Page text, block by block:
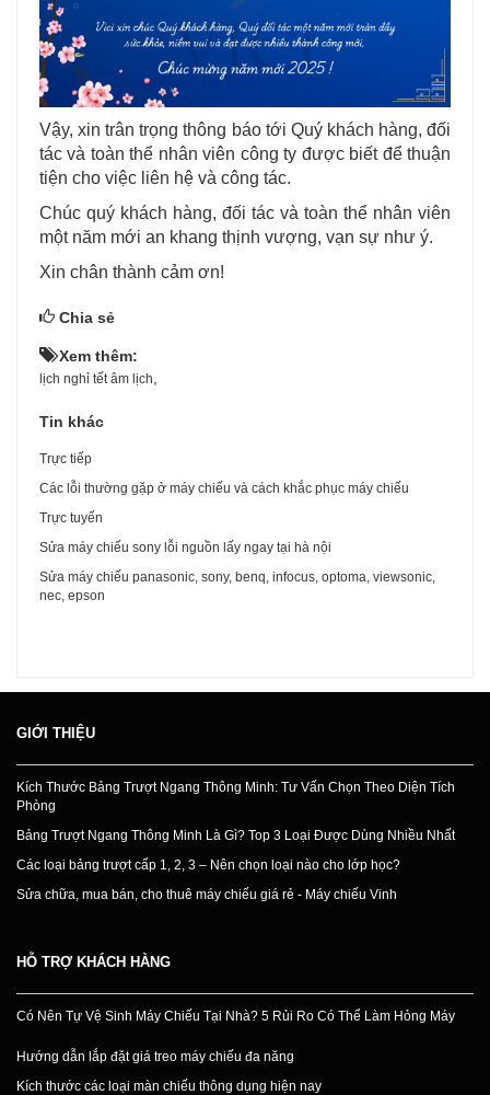
Vậy, xin trân trọng thông báo tới Quý khách hàng, đối
tác và toàn thể nhân viên công ty được biết để thuận
tiện cho việc liên hệ và công tác.
Chúc quý khách hàng, đối tác và toàn thể nhân viên
một năm mới an khang thịnh vượng, vạn sự như ý.
Xin chân thành cảm ơn!
Chia sẻ
Xem thêm:
lịch nghỉ tết âm lịch
Tin khác
Trực tiếp
Các lỗi thường gặp ở máy chiếu và cách khắc phục máy chiếu
Trực tuyến
Sửa máy chiếu sony lỗi nguồn lấy ngay tại hà nội
Sửa máy chiếu panasonic, sony, benq, infocus, optoma, viewsonic,
nec, epson
GIỚI THIỆU
Kích Thước Bảng Trượt Ngang Thông Minh: Tư Vấn Chọn Theo Diện Tích
Phòng
Bảng Trượt Ngang Thông Minh Là Gì? Top 3 Loại Được Dùng Nhiều Nhất
Các loại bảng trượt cấp 1, 2, 3 – Nên chọn loại nào cho lớp học?
Sửa chữa, mua bán, cho thuê máy chiếu giá rẻ - Máy chiếu Vinh
HỖ TRỢ KHÁCH HÀNG
Có Nên Tự Vệ Sinh Máy Chiếu Tại Nhà? 5 Rủi Ro Có Thể Làm Hỏng Máy
Hướng dẫn lắp đặt giá treo máy chiếu đa năng
Kích thước các loại màn chiếu thông dụng hiện nay